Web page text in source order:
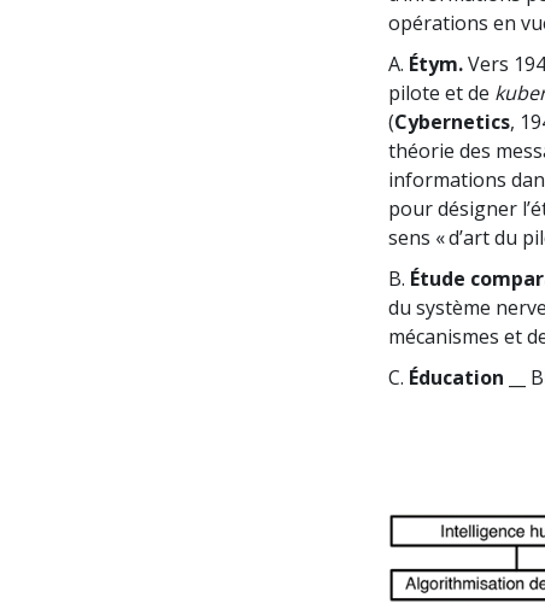
opérations en
A. Étym.Vers
pilote et de
(Cybernetics,
théorie des
informations
pour désigner
sens « d’art du
B. Étude
du système
mécanismes et
C. Éducation __